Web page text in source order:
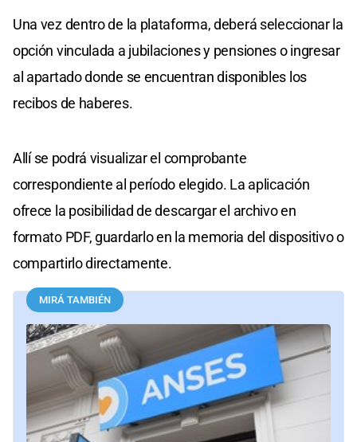
Una vez dentro de la plataforma, deberá seleccionar la
opción vinculada a jubilaciones y pensiones o ingresar
al apartado donde se encuentran disponibles los
recibos de haberes.
Allí se podrá visualizar el comprobante
correspondiente al período elegido. La aplicación
ofrece la posibilidad de descargar el archivo en
formato PDF, guardarlo en la memoria del dispositivo o
compartirlo directamente.
MIRÁ TAMBIÉN